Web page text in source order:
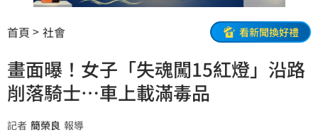
首頁 社會 看新聞換好禮
畫面曝！女子「失魂闖15紅燈」沿路
削落騎士…車上載滿毒品
記者 簡榮良 報導